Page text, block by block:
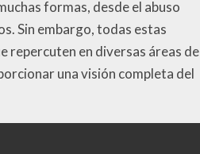
formas, desde el abuso
Sin embargo, todas estas
repercuten en diversas áreas de
una visión completa del